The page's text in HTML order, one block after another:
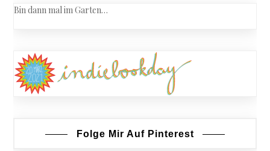
Bin dann mal im Garten…
Folge Mir Auf Pinterest